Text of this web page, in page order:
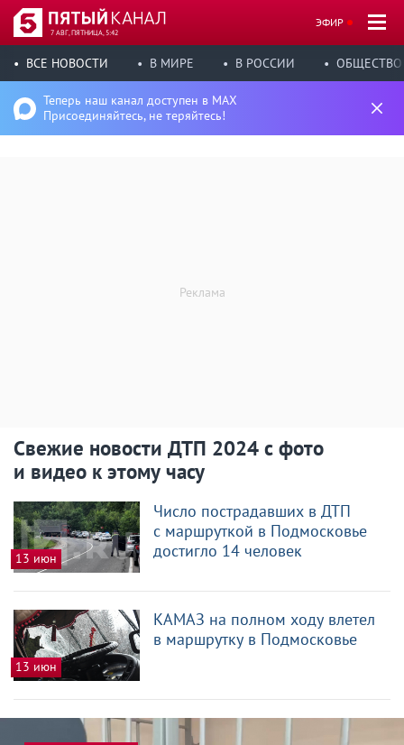
7 АВГ, ПЯТНИЦА, 5:42
ЭФИР
ВСЕ НОВОСТИ В МИРЕ В РОССИИ ОБЩЕСТВО
Теперь наш канал доступен в MAX
Присоединяйтесь, не теряйтесь!
Свежие новости ДТП 2024 с фото
и видео к этому часу
13 июн
Число пострадавших в ДТП
с маршруткой в Подмосковье
достигло 14 человек
13 июн
КАМАЗ на полном ходу влетел
в маршрутку в Подмосковье